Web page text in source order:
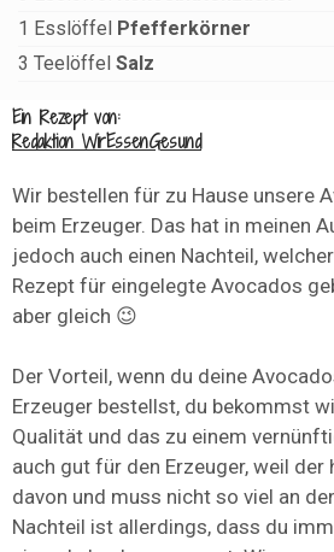
1 Esslöffel
Pfefferkörner
3 Teelöffel Salz
Ein Rezept von:
Redaktion WirEssenGesund
Wir bestellen für zu Hause unsere
beim Erzeuger. Das hat in meinen
jedoch auch einen Nachteil,
Rezept für eingelegte Avocados
aber gleich 😉
Der Vorteil, wenn du deine
Erzeuger bestellst, du bekommst
Qualität und das zu einem
auch gut für den Erzeuger, weil der
davon und muss nicht so viel an
Nachteil ist allerdings, dass du